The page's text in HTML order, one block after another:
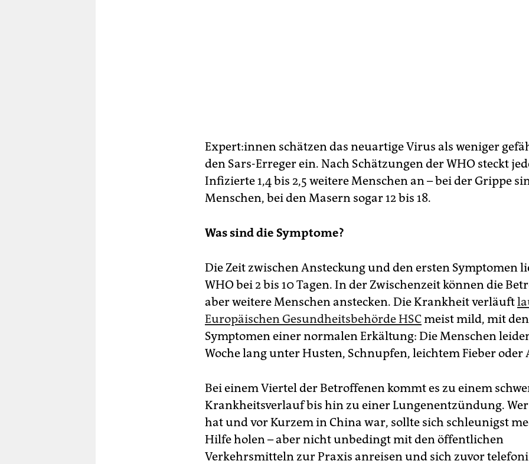
Expert:innen schätzen das neuartige Virus als weniger
den Sars-Erreger ein. Nach Schätzungen der WHO steckt
Infizierte 1,4 bis 2,5 weitere Menschen an – bei der Grippe
Menschen, bei den Masern sogar 12 bis 18.
Was sind die Symptome?
Die Zeit zwischen Ansteckung und den ersten Symptomen
WHO bei 2 bis 10 Tagen. In der Zwischenzeit können die
aber weitere Menschen anstecken. Die Krankheit verläuft
Europäischen Gesundheitsbehörde HSCmeist mild, mit den
Symptomen einer normalen Erkältung: Die Menschen
Woche lang unter Husten, Schnupfen, leichtem Fieber oder
Bei einem Viertel der Betroffenen kommt es zu einem
Krankheitsverlauf bis hin zu einer Lungenentzündung.
hat und vor Kurzem in China war, sollte sich schleunigst
Hilfe holen – aber nicht unbedingt mit den öffentlichen
Verkehrsmitteln zur Praxis anreisen und sich zuvor